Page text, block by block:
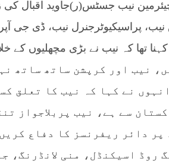
نیب جسٹس(ر)جاوید اقبال کی
پراسیکیوٹرجنرل نیب، ڈی جی
نیب اور کرپشن ساتھ ساتھ
نے کہا کہ نیب کا تعلق
سے ہے، نیب پربلاجواز
دائر ریفرنسز کا دفاع
روڈ اسیکنڈل، منی لانڈرنگ،